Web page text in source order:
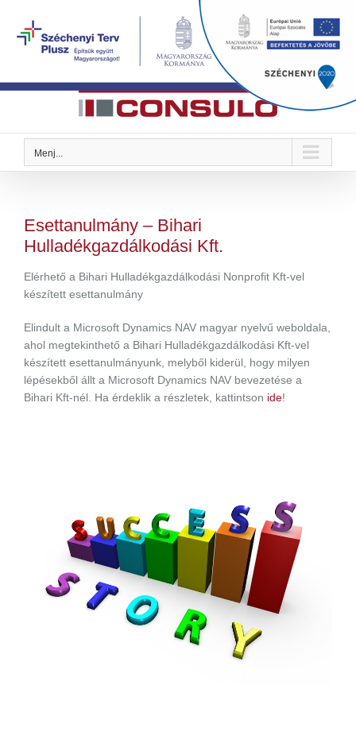
Megoldások Önre szabva
Menj...
Esettanulmány – Bihari
Hulladékgazdálkodási Kft.
Elérhető a Bihari Hulladékgazdálkodási Nonprofit Kft-vel
készített esettanulmány
Elindult a Microsoft Dynamics NAV magyar nyelvű weboldala,
ahol megtekinthető a Bihari Hulladékgazdálkodási Kft-vel
készített esettanulmányunk, melyből kiderül, hogy milyen
lépésekből állt a Microsoft Dynamics NAV bevezetése a
Bihari Kft-nél. Ha érdeklik a részletek, kattintson ide!